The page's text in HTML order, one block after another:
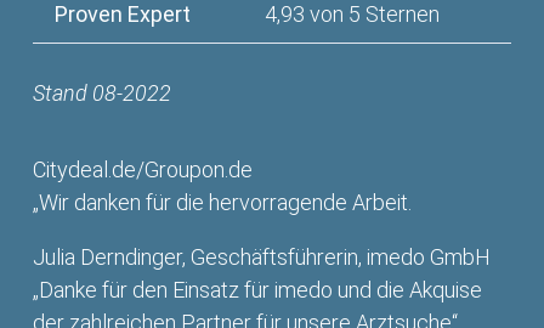
Proven Expert
4,93 von 5 Sternen
Stand 08-2022
Citydeal.de/Groupon.de
„Wir danken für die hervorragende Arbeit.
Julia Derndinger, Geschäftsführerin, imedo GmbH
„Danke für den Einsatz für imedo und die Akquise
der zahlreichen Partner für unsere Arztsuche“